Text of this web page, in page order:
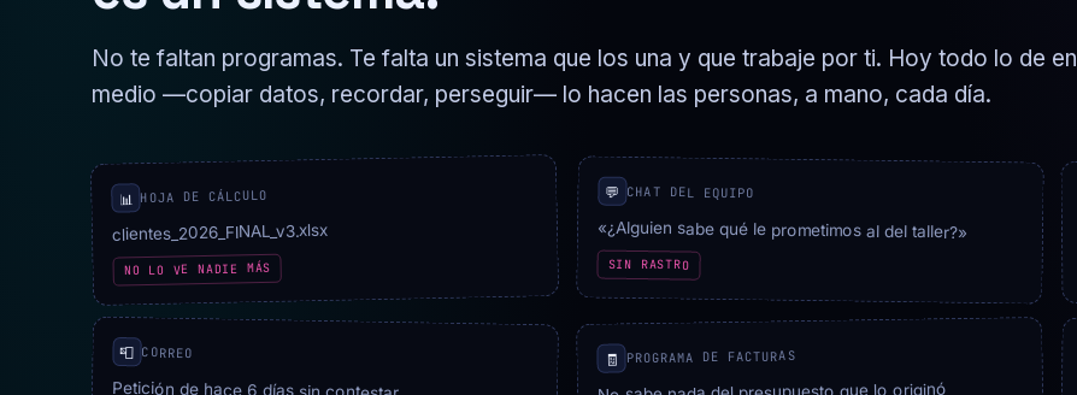
No te faltan programas. Te falta un sistema que los una y que trabaje por ti. Hoy todo lo de en
medio —copiar datos, recordar, perseguir— lo hacen las personas, a mano, cada día.
📊 HOJA DE CÁLCULO
clientes_2026_FINAL_v3.xlsx
NO LO VE NADIE MÁS
💬 CHAT DEL EQUIPO
«¿Alguien sabe qué le prometimos al del taller?»
SIN RASTRO
📮 CORREO 🧾 PROGRAMA DE FACTURAS